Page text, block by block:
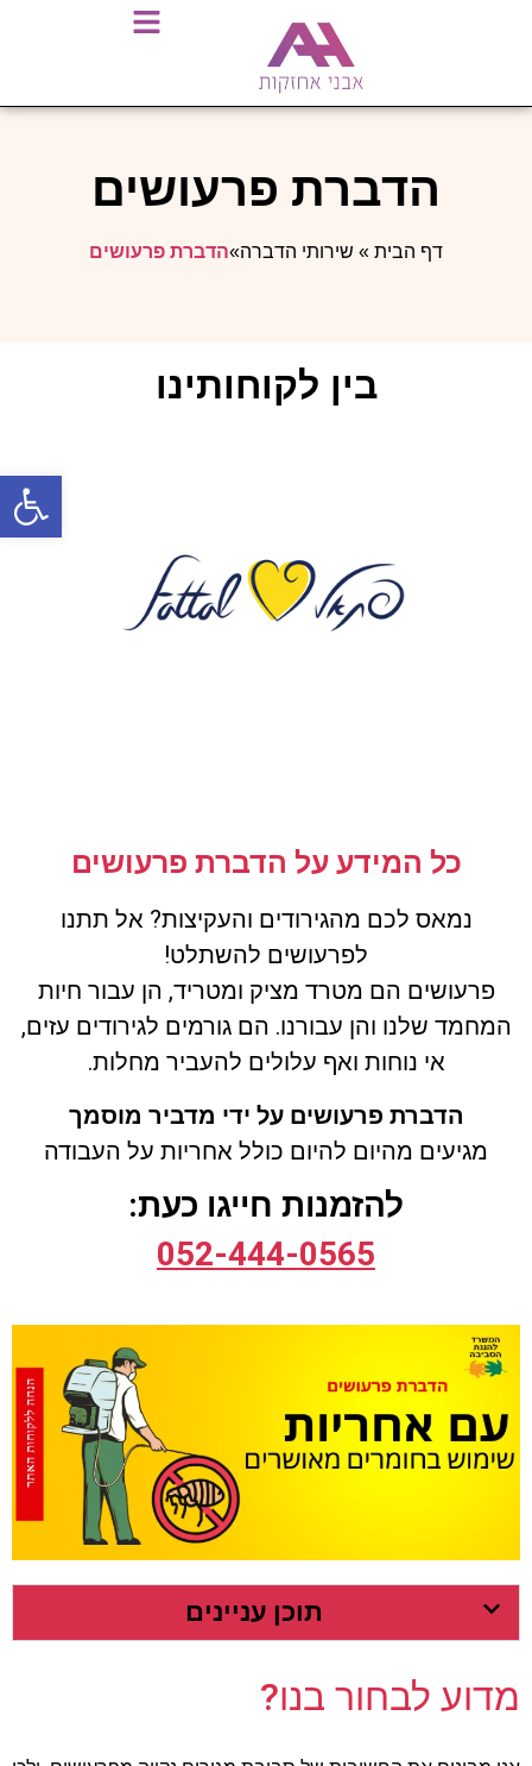
הדברת פרעושים
דף הבית » שירותי הדברה»הדברת פרעושים
בין לקוחותינו
כל המידע על הדברת פרעושים
נמאס לכם מהגירודים והעקיצות? אל תתנו
לפרעושים להשתלט!
פרעושים הם מטרד מציק ומטריד, הן עבור חיות
המחמד שלנו והן עבורנו. הם גורמים לגירודים עזים,
אי נוחות ואף עלולים להעביר מחלות.
הדברת פרעושים על ידי מדביר מוסמך
מגיעים מהיום להיום כולל אחריות על העבודה
להזמנות חייגו כעת:
052-444-0565
תוכן עניינים
מדוע לבחור בנו?
פתח